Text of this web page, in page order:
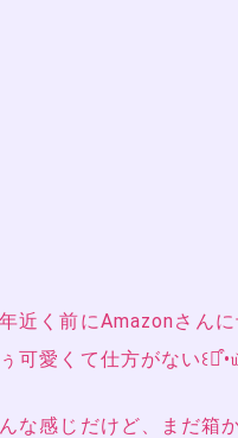
近く前にAmazonさん
可愛くて仕方がない꒰๑͒
な感じだけど、まだ箱